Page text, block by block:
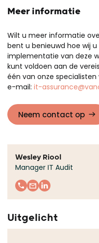
Meer informatie
Wilt u meer informatie
bent u benieuwd hoe wij
implementatie van deze
kunt voldoen aan de
één van onze
e-mail: it-
Neem contact op
Wesley Riool
Manager IT Audit
Uitgelicht